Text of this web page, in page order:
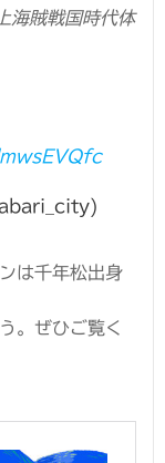
海賊戦国時代体
は千年松出身
。ぜひご覧く